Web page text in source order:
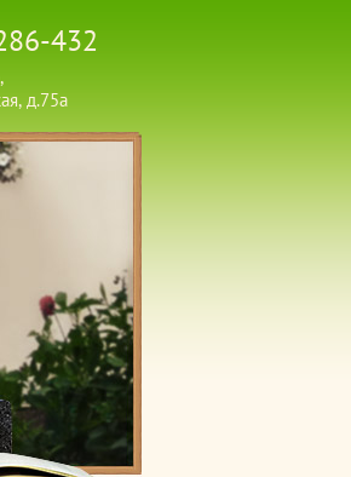
432
д.75а